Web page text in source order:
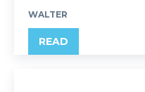
WALTER
READ